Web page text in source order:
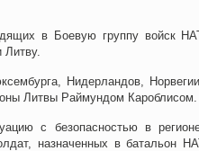
в Боевую группу войск
Литву.
Нидерландов,
Литвы Раймундом Кароблисом.
с безопасностью в
назначенных в батальон